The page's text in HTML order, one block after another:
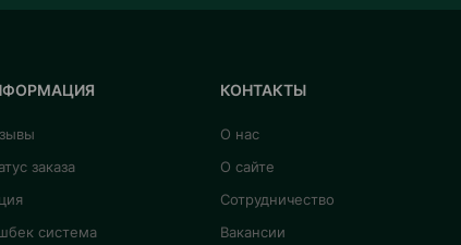
заказа
система
КОНТАКТЫ
О нас
О сайте
Сотрудничество
Вакансии